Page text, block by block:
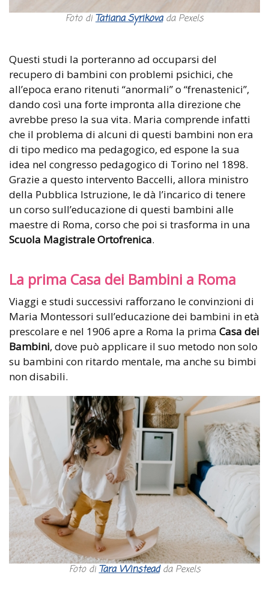
Foto di Tatiana Syrikovada Pexels
Questi studi la porteranno ad occuparsi del
recupero di bambini con problemi psichici, che
all’epoca erano ritenuti “anormali” o “frenastenici”,
dando così una forte impronta alla direzione che
avrebbe preso la sua vita. Maria comprende infatti
che il problema di alcuni di questi bambini non era
di tipo medico ma pedagogico, ed espone la sua
idea nel congresso pedagogico di Torino nel 1898.
Grazie a questo intervento Baccelli, allora ministro
della Pubblica Istruzione, le dà l’incarico di tenere
un corso sull’educazione di questi bambini alle
maestre di Roma, corso che poi si trasforma in una
Scuola Magistrale Ortofrenica.
La prima Casa dei Bambini a Roma
Viaggi e studi successivi rafforzano le convinzioni di
Maria Montessori sull’educazione dei bambini in età
prescolare e nel 1906 apre a Roma la prima Casa dei
Bambini, dove può applicare il suo metodo non solo
su bambini con ritardo mentale, ma anche su bimbi
non disabili.
Foto diTara Winstead da Pexels